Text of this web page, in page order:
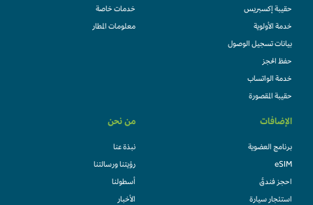
حقيبة إكسبريس
خدمة الأولوية
بيانات تسجيل الوصول
حفظ الحجز
خدمة الواتساب
حقيبة المقصورة
خدمات خاصة
معلومات المطار
الإضافات
برنامج العضوية
eSIM
احجز فندقً
استئجار سيارة
من نحن
نبذة عنا
رؤيتنا ورسالتنا
أسطولنا
الأخبار